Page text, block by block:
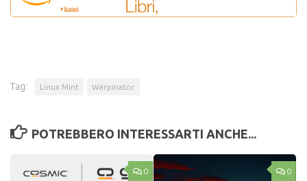
Tag: Linux Mint Warpinator
POTREBBERO INTERESSARTI ANCHE...
0 0